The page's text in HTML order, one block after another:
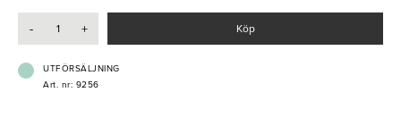
- + Köp
UTFÖRSÄLJNING
Art. nr: 9256